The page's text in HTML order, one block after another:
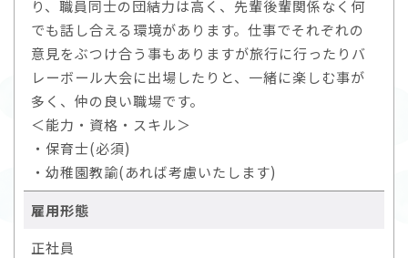
り、職員同士の団結力は高く、先輩後輩関係なく何
でも話し合える環境があります。仕事でそれぞれの
意見をぶつけ合う事もありますが旅行に行ったりバ
レーボール大会に出場したりと、一緒に楽しむ事が
多く、仲の良い職場です。
＜能力・資格・スキル＞
・保育士(必須)
・幼稚園教諭(あれば考慮いたします)
雇用形態
正社員